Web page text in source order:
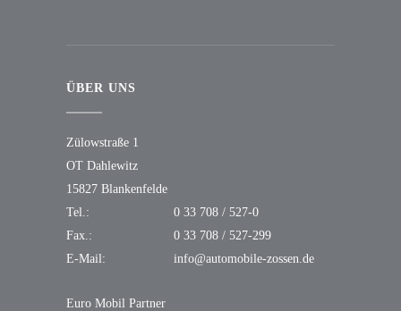
ÜBER UNS
Zülowstraße 1
OT Dahlewitz
15827 Blankenfelde
Tel.:
0 33 708 / 527-0
Fax.:
0 33 708 / 527-299
E-Mail:
info@automobile-zossen.de
Euro Mobil Partner